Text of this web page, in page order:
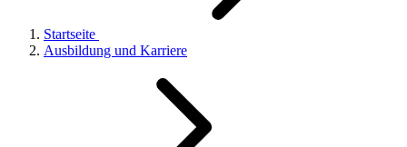
Startseite
Ausbildung und Karriere